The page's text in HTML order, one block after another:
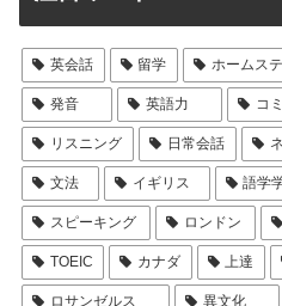
英会話 留学 ホームス
発音 英語力 コ
リスニング 日常会話
文法 イギリス 語学
スピーキング ロンドン
TOEIC カナダ 上達
ロサンゼルス 異文化